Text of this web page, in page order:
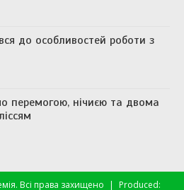
до особливостей роботи з
перемогою, нічиєю та двома
Всі права захищено | Produced: